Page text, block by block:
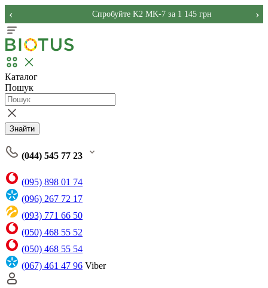
Спробуйте K2 MK-7 за 1 145 грн
‹ ›
Каталог
Пошук
Знайти
(044) 545 77 23
(095) 898 01 74
(096) 267 72 17
(093) 771 66 50
(050) 468 55 52
(050) 468 55 54
(067) 461 47 96 Viber